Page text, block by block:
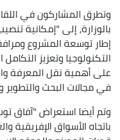
وتطرق المشاركون في
بالوزارة، إلى "إمكانية
إطار توسعة المشروع
التكنولوجيا وتعزيز
على أهمية نقل المعرفة
في مجالات البحث والتطوير
وتم أيضا استعراض "آفاق
باتجاه الأسواق الإفريقية